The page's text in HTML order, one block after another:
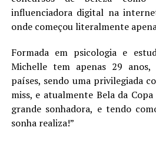
influenciadora digital na
onde começou literalmente
Formada em psicologia e
Michelle tem apenas 29
países, sendo uma privilegiada
miss, e atualmente Bela da
grande sonhadora, e tendo
sonha realiza!”